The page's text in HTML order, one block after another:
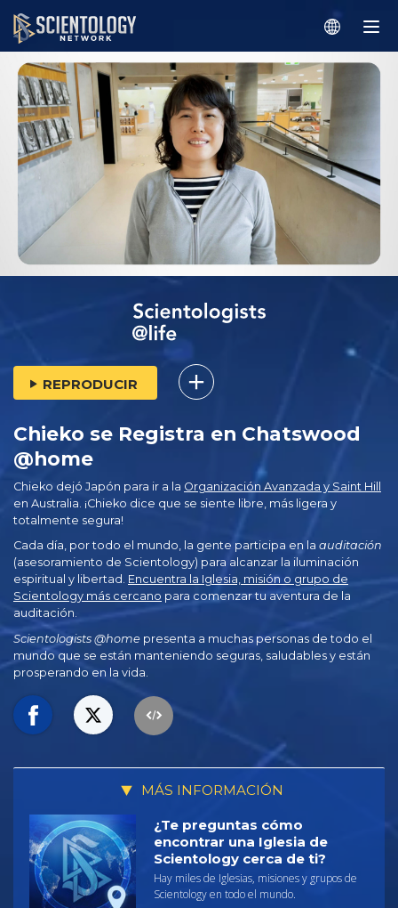
REPRODUCIR
Chieko se Registra en Chatswood
@home
Chieko dejó Japón para ir a la Organización Avanzada y Saint Hill
en Australia. ¡Chieko dice que se siente libre, más ligera y
totalmente segura!
Cada día, por todo el mundo, la gente participa en la auditación
(asesoramiento de Scientology) para alcanzar la iluminación
espiritual y libertad. Encuentra la Iglesia, misión o grupo de
Scientology más cercano para comenzar tu aventura de la
auditación.
Scientologists @home presenta a muchas personas de todo el
mundo que se están manteniendo seguras, saludables y están
prosperando en la vida.
MÁS INFORMACIÓN
¿Te preguntas cómo
encontrar una Iglesia de
Scientology cerca de ti?
Hay miles de Iglesias, misiones y grupos de
Scientology en todo el mundo.